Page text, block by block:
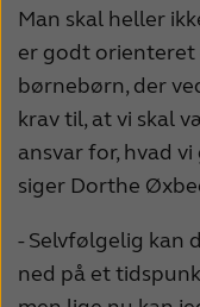
Man skal heller
er godt orienteret
børnebørn, der
krav til, at vi skal
ansvar for, hvad
siger Dorthe
- Selvfølgelig kan
ned på et